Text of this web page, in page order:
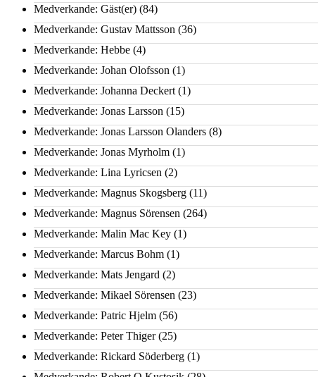
Medverkande: Gäst(er) (84)
Medverkande: Gustav Mattsson (36)
Medverkande: Hebbe (4)
Medverkande: Johan Olofsson (1)
Medverkande: Johanna Deckert (1)
Medverkande: Jonas Larsson (15)
Medverkande: Jonas Larsson Olanders (8)
Medverkande: Jonas Myrholm (1)
Medverkande: Lina Lyricsen (2)
Medverkande: Magnus Skogsberg (11)
Medverkande: Magnus Sörensen (264)
Medverkande: Malin Mac Key (1)
Medverkande: Marcus Bohm (1)
Medverkande: Mats Jengard (2)
Medverkande: Mikael Sörensen (23)
Medverkande: Patric Hjelm (56)
Medverkande: Peter Thiger(25)
Medverkande: Rickard Söderberg (1)